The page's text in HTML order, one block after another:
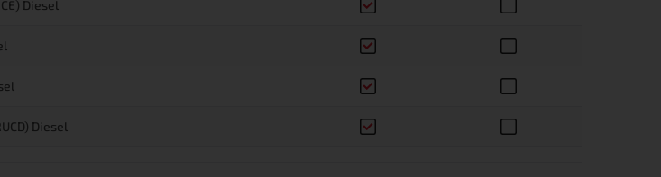
Diesel
Diesel